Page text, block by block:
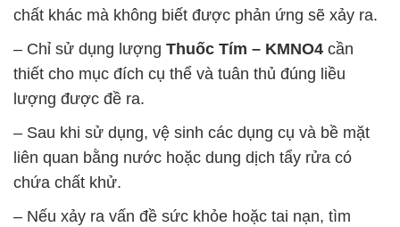
chất khác mà không biết được phản ứng sẽ xảy ra.
– Chỉ sử dụng lượng Thuốc Tím – KMNO4 cần
thiết cho mục đích cụ thể và tuân thủ đúng liều
lượng được đề ra.
– Sau khi sử dụng, vệ sinh các dụng cụ và bề mặt
liên quan bằng nước hoặc dung dịch tẩy rửa có
chứa chất khử.
– Nếu xảy ra vấn đề sức khỏe hoặc tai nạn, tìm